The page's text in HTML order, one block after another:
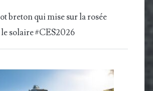
breton qui mise sur la rosée
solaire #CES2026